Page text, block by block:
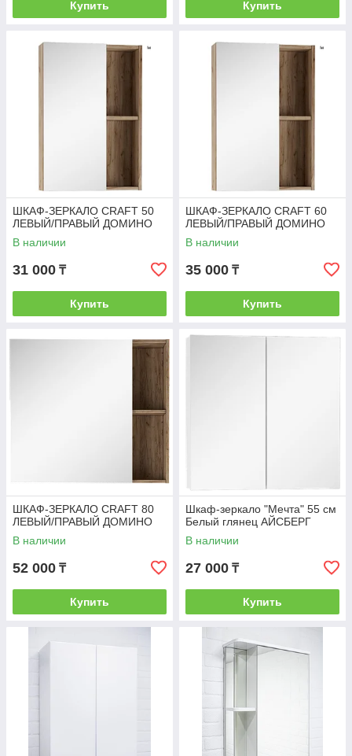
Купить Купить
ШКАФ-ЗЕРКАЛО CRAFT 50
ЛЕВЫЙ/ПРАВЫЙ ДОМИНО
В наличии
31 000 ₸
Купить
ШКАФ-ЗЕРКАЛО CRAFT 60
ЛЕВЫЙ/ПРАВЫЙ ДОМИНО
В наличии
35 000 ₸
Купить
ШКАФ-ЗЕРКАЛО CRAFT 80
ЛЕВЫЙ/ПРАВЫЙ ДОМИНО
В наличии
52 000 ₸
Купить
Шкаф-зеркало "Мечта" 55 см
Белый глянец АЙСБЕРГ
В наличии
27 000 ₸
Купить